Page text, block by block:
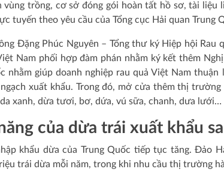
vùng trồng, cơ sở đóng gói hoàn tất hồ sơ, tài liệu
tuyến theo yêu cầu của Tổng cục Hải quan Trung
Đặng Phúc Nguyên – Tổng thư ký Hiệp hội Rau
Nam phối hợp đàm phán nhằm ký kết thêm
nhằm giúp doanh nghiệp rau quả Việt Nam
xuất khẩu. Trong đó, mở cửa thêm thị
xanh, dừa tươi, bơ, dứa, vú sữa, chanh, dưa lưới…
của dừa trái xuất khẩu
khẩu dừa của Trung Quốc tiếp tục tăng. Đảo
trái dừa mỗi năm, trong khi nhu cầu thị trường